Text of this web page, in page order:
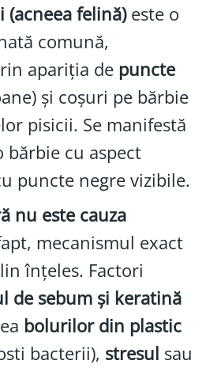
(acneea felină)este o
comună,
apariția de puncte
și coșuri pe bărbie
pisicii. Se manifestă
bărbie cu aspect
puncte negre vizibile.
nu este cauza
mecanismul exact
înțeles. Factori
de sebum și keratină
bolurilor din plastic
bacterii), stresul sau